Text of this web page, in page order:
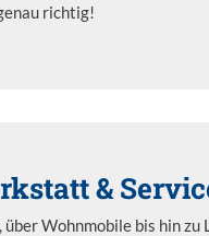
richtig!
&
über Wohnmobile bis hin zu